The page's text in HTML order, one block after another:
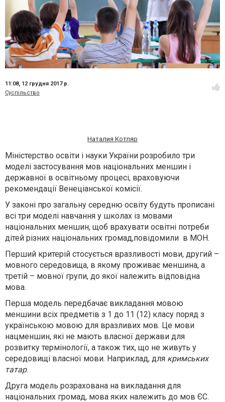
11:08, 12 грудня 2017 р.
Суспільство
Наталия Котляр
Міністерство освіти і науки України розробило три
моделі застосування мов національних меншин і
державної в освітньому процесі, враховуючи
рекомендації Венеціанської комісії.
У законі про загальну середню освіту будуть прописані
всі три моделі навчання у школах із мовами
національних меншин, щоб врахувати освітні потреби
дітей різних національних громад,повідомили в МОН.
Перший критерій стосується вразливості мови, другий –
мовного середовища, в якому проживає меншина, а
третій – мовної групи, до якої належить відповідна
мова.
Перша модель передбачає викладання мовою
меншини всіх предметів з 1 до 11 (12) класу поряд з
українською мовою для вразливих мов. Це мови
нацменшин, які не мають власної держави для
розвитку термінології, а також тих, що не живуть у
середовищі власної мови. Наприклад, для кримських
татар.
Друга модель розрахована на викладання для
національних громад, мова яких належить до мов ЄС.